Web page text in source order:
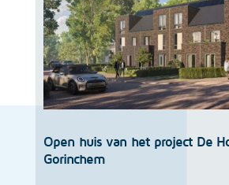
Open huis van het project De
Gorinchem